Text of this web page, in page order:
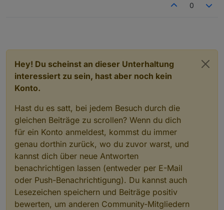
0
Hey! Du scheinst an dieser Unterhaltung
interessiert zu sein, hast aber noch kein
Konto.
Hast du es satt, bei jedem Besuch durch die
gleichen Beiträge zu scrollen? Wenn du dich
für ein Konto anmeldest, kommst du immer
genau dorthin zurück, wo du zuvor warst, und
kannst dich über neue Antworten
benachrichtigen lassen (entweder per E-Mail
oder Push-Benachrichtigung). Du kannst auch
Lesezeichen speichern und Beiträge positiv
bewerten, um anderen Community-Mitgliedern